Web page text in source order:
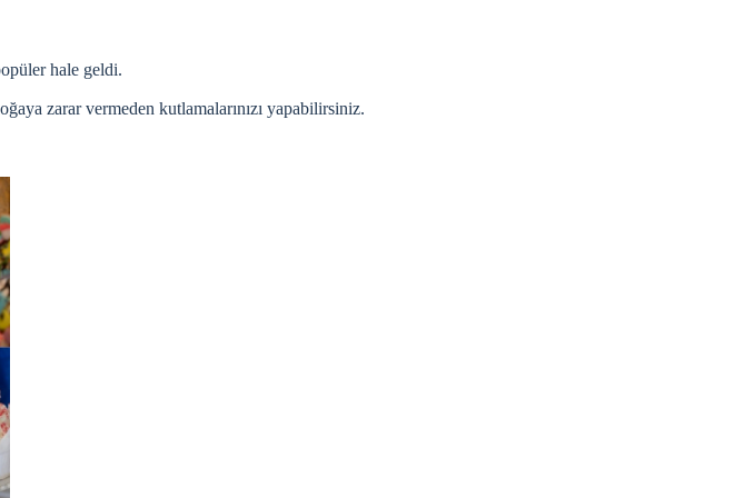
hale geldi.
zarar vermeden kutlamalarınızı yapabilirsiniz.